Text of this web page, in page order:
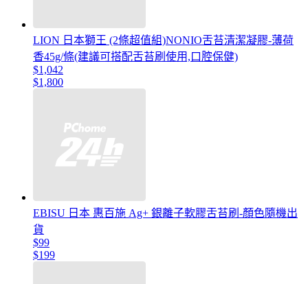
LION 日本獅王 (2條超值組)NONIO舌苔清潔凝膠-薄荷
香45g/條(建議可搭配舌苔刷使用,口腔保健)
$1,042
$1,800
EBISU 日本 惠百施 Ag+ 銀離子軟膠舌苔刷-顏色隨機出
貨
$99
$199